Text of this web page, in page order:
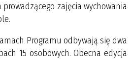
zajęcia wychowania
Programu odbywają się dwa
15 osobowych. Obecna edycja